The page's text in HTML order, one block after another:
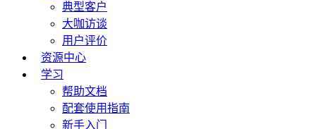
典型客户
大咖访谈
用户评价
资源中心
学习
帮助文档
配套使用指南
新手入门